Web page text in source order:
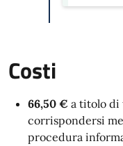
Costi
66,50 € a titolo di
corrispondersi
procedura